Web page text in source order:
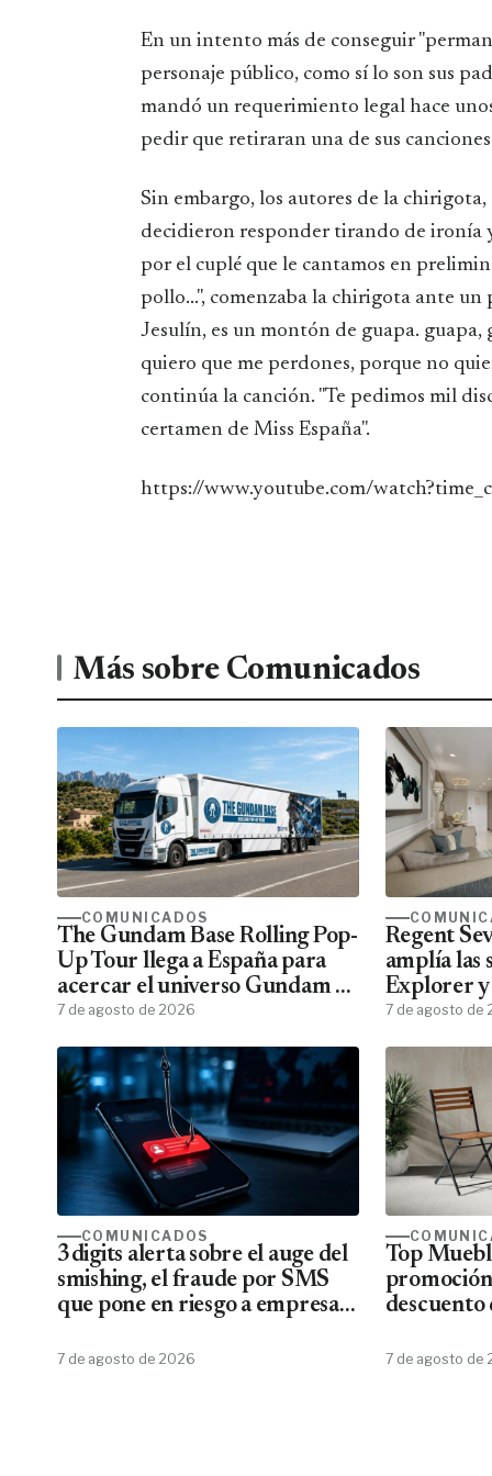
En un intento más de conseguir "permanecer ajena a los focos" y no convertirse en un
personaje público, como sí lo son sus
mandó un requerimiento legal hace
pedir que retiraran una de sus
Sin embargo, los autores de la
decidieron responder tirando de ironía
por el cuplé que le cantamos en
pollo...", comenzaba la chirigota ante
Jesulín, es un montón de guapa.
quiero que me perdones, porque no
continúa la canción. "Te pedimos mil
certamen de Miss España".
https://www.youtube.com/
Más sobre Comunicados
COMUNICADOS
The Gundam Base Rolling Pop-
Up Tour llega a España para
acercar el universo Gundam a
todos los fans
7 de agosto de 2026
Regent
amplía las
Explorer y
menos
7 de agosto de
COMUNICADOS
3digits alerta sobre el auge del
smishing, el fraude por SMS
que pone en riesgo a empresas
7 de agosto de 2026
Top
7 de agosto de